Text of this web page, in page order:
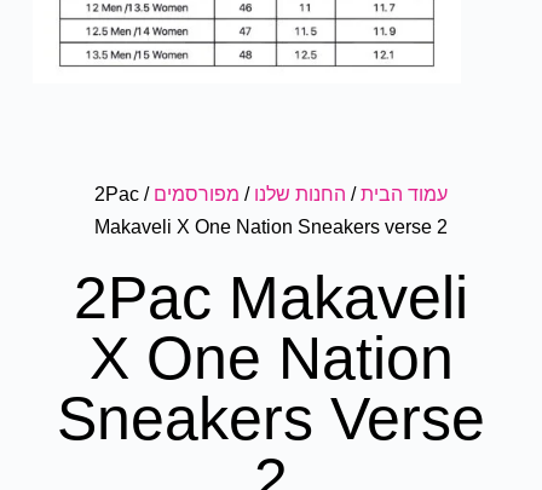
עמוד הבית/ החנות שלנו / מפורסמים
/ 2Pac
Makaveli X One Nation Sneakers verse 2
2Pac Makaveli
X One Nation
Sneakers Verse